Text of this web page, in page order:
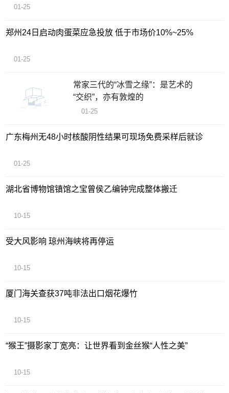
01-25
郑州24日启动肉蛋菜应急投放 低于市场价10%~25%
01-25
常家三代的“冰雪之缘”：是艺术的
“交织”，亦有敦煌的
01-25
广东梅州无48小时核酸阴性结果可现场免费采样后就诊
01-25
湖北省博物馆镇馆之宝曾侯乙编钟完成整体搬迁
10-15
受大风影响 琼州海峡将再停运
10-15
厦门海关查获37吨非法出口烟花爆竹
10-15
“猴王”摄影家丁宽亮：让世界看到金丝猴“人性之美”
10-15